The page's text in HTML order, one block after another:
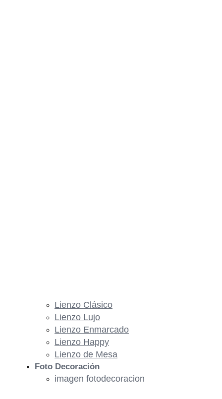
Lienzo Clásico
Lienzo Lujo
Lienzo Enmarcado
Lienzo Happy
Lienzo de Mesa
Foto Decoración
imagen fotodecoracion